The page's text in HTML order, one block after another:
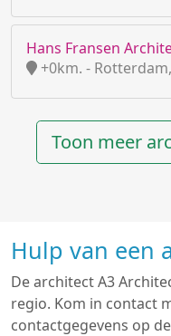
Hans Fransen
+0km. -
Toon meer
Hulp van een
De architect A3
regio. Kom in contact
contactgegevens op